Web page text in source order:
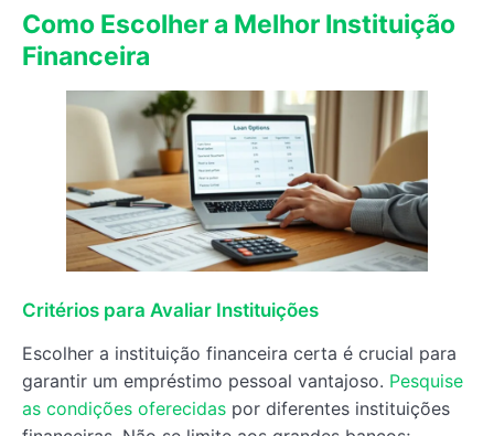
Como Escolher a Melhor Instituição
Financeira
Critérios para Avaliar Instituições
Escolher a instituição financeira certa é crucial para
garantir um empréstimo pessoal vantajoso. Pesquise
as condições oferecidas por diferentes instituições